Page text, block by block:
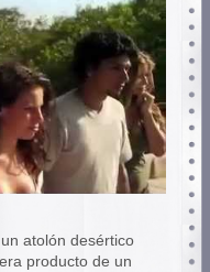
atolón desértico
producto de un